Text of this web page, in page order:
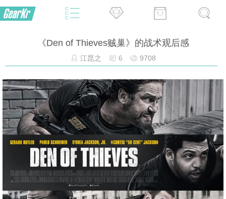
《Den of Thieves贼巢》的战术观后感
江昆之 6 9708